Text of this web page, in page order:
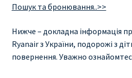
Пошук та бронювання..>>
Нижче – докладна інформація
Ryanair з України, подорожі з
повернення. Уважно